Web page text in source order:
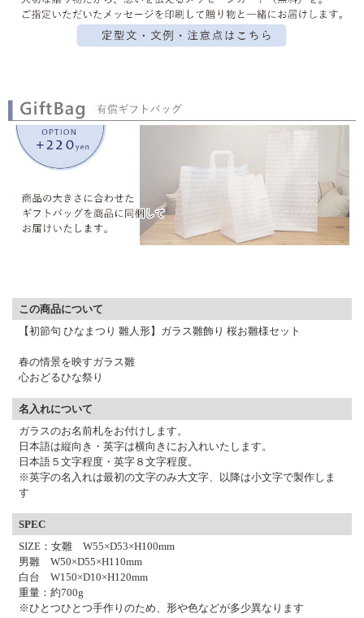
この商品について
【初節句 ひなまつり 雛人形】ガラス雛飾り 桜お雛様セット
春の情景を映すガラス雛
心おどるひな祭り
名入れについて
ガラスのお名前札をお付けします。
日本語は縦向き・英字は横向きにお入れいたします。
日本語５文字程度・英字８文字程度。
※英字の名入れは最初の文字のみ大文字、以降は小文字で製作しま
す
SPEC
SIZE：女雛 W55×D53×H100mm
男雛 W50×D55×H110mm
白台 W150×D10×H120mm
重量：約700g
※ひとつひとつ手作りのため、形や色などが多少異なります